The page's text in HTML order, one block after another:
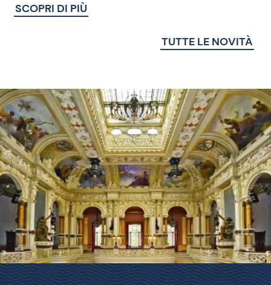
SCOPRI DI PIÙ
TUTTE LE NOVITÀ